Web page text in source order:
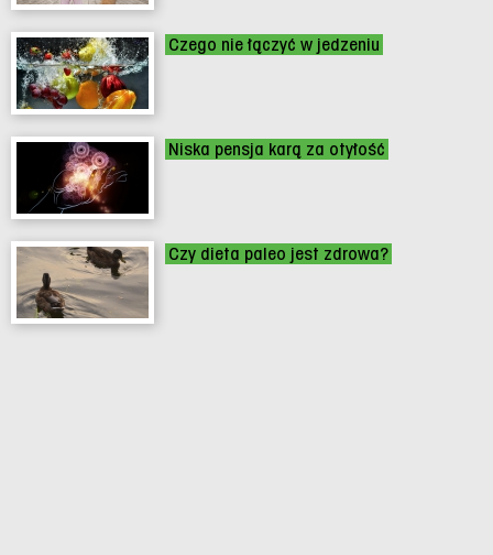
Czego nie łączyć w jedzeniu
Niska pensja karą za otyłość
Czy dieta paleo jest zdrowa?